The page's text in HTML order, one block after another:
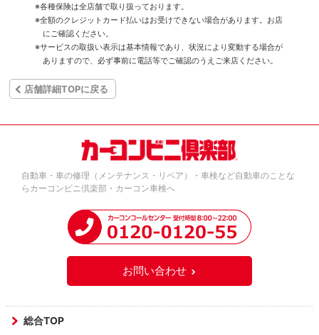
※各種保険は全店舗で取り扱っております。
※全額のクレジットカード払いはお受けできない場合があります。お店
にご確認ください。
※サービスの取扱い表示は基本情報であり、状況により変動する場合が
ありますので、必ず事前に電話等でご確認のうえご来店ください。
店舗詳細TOPに戻る
自動車・車の修理（メンテナンス・リペア）・車検など自動車のことな
らカーコンビニ倶楽部・カーコン車検へ
お問い合わせ
総合TOP